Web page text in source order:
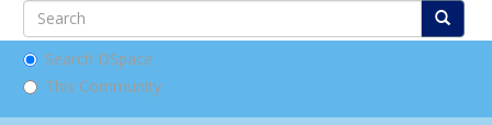
Search DSpace
This Community